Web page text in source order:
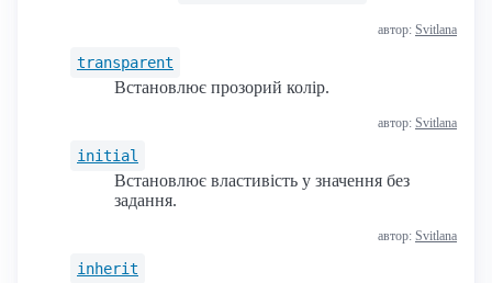
автор: Svitlana
transparent
Встановлює прозорий колір.
автор: Svitlana
initial
Встановлює властивість у значення без
задання.
автор: Svitlana
inherit